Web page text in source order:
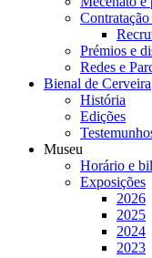
Prémios e
Redes e
Bienal de Cerveira
História
Edições
Museu
Horário e
Exposições
2026
2025
2024
2023